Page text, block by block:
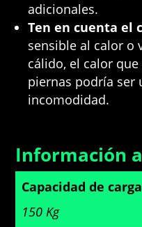
adicionales.
Ten en cuenta el
sensible al calor o
cálido, el calor
piernas podría ser
incomodidad.
Información
Capacidad de carga
150 Kg